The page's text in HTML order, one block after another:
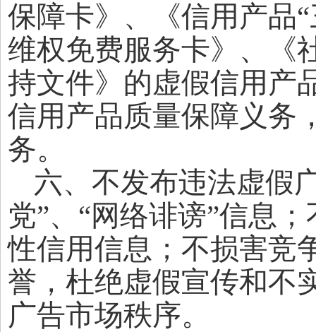
保障卡》、《信用产品
维权免费服务卡》、《
持文件》的虚假信用产
信用产品质量保障义务
务。
六、不发布违法虚假
党”、“网络诽谤”信息
性信用信息；不损害竞
誉，杜绝虚假宣传和不
广告市场秩序。